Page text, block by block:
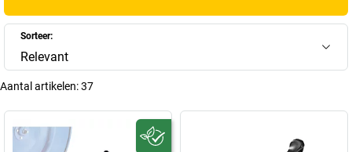
Sorteer:
Relevant
Aantal artikelen:37